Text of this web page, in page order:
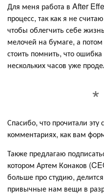
Для меня работа в After
процесс, так как я не
чтобы облегчить себе
мелочей на бумаге, а
стоить помнить, что
нескольких часов уже
Спасибо, что прочитали
комментариях, как вам
Также предлагаю
котором Артем Конаков
больше про студию,
привычные нам вещи в